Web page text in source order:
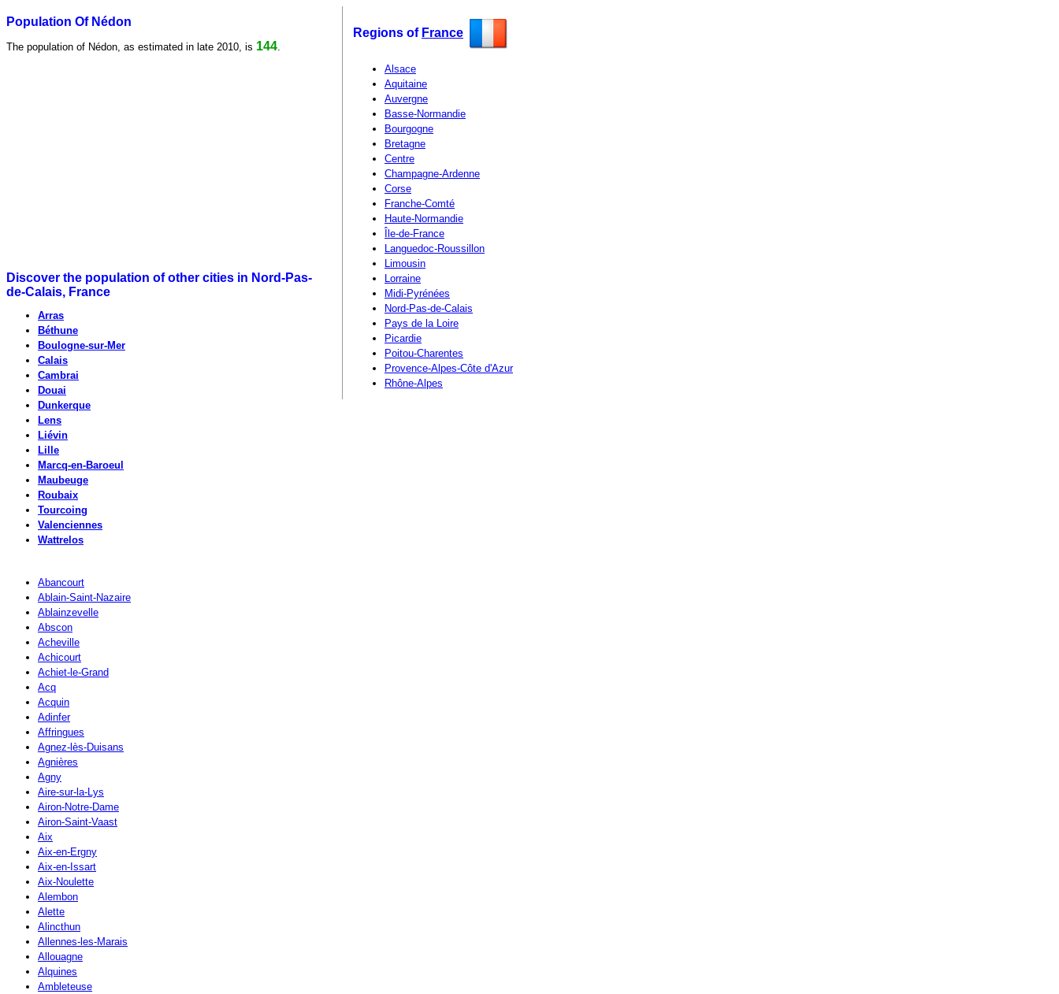
Population Of Nédon
The population of Nédon, as estimated in late 2010, is 144
Discover the population of other cities in Nord-Pas-
de-Calais, France
Arras
Béthune
Boulogne-sur-Mer
Calais
Cambrai
Douai
Dunkerque
Lens
Liévin
Lille
Marcq-en-Baroeul
Maubeuge
Roubaix
Tourcoing
Valenciennes
Wattrelos
Abancourt
Ablain-Saint-Nazaire
Ablainzevelle
Abscon
Acheville
Achicourt
Achiet-le-Grand
Acq
Acquin
Adinfer
Affringues
Agnez-lès-Duisans
Agnières
Agny
Aire-sur-la-Lys
Airon-Notre-Dame
Airon-Saint-Vaast
Aix
Aix-en-Ergny
Aix-en-Issart
Aix-Noulette
Alembon
Alette
Alincthun
Allennes-les-Marais
Allouagne
Alquines
Ambleteuse
Regions of France
Alsace
Aquitaine
Auvergne
Basse-Normandie
Bourgogne
Bretagne
Centre
Champagne-Ardenne
Corse
Franche-Comté
Haute-Normandie
Île-de-France
Languedoc-Roussillon
Limousin
Lorraine
Midi-Pyrénées
Nord-Pas-de-Calais
Pays de la Loire
Picardie
Poitou-Charentes
Provence-Alpes-Côte d'Azur
Rhône-Alpes